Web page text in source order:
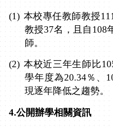
(1) 本校專任教師教授111
教授37名，且自 108
師。
(2) 本校近三年生師比
學年度為20.34％、
現逐年降低之趨勢。
4.公開辦學相關資訊